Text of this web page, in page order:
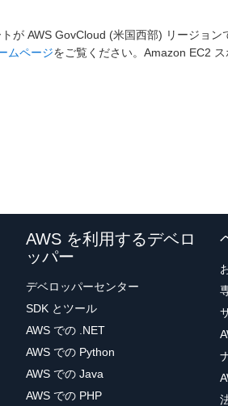
が AWS GovCloud (米国西部) リージョ
ムページをご覧ください。Amazon EC2
AWS を利用するデベロ
ッパー
デベロッパーセンター
SDK とツール
AWS での .NET
AWS での Python
AWS での Java
AWS での PHP